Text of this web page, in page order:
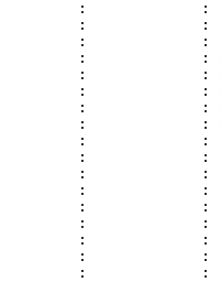
:             :
:             :
:             :
:             :
:             :
:             :
:             :
:             :
:             :
:             :
:             :
:             :
:             :
:             :
:             :
:             :
:             :